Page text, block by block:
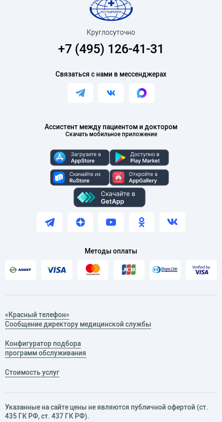
Ассистент между пациентом и доктором
Скачать мобильное приложение
Круглосуточно
+7 (495) 126-41-31
Связаться с нами в мессенджерах
Методы оплаты
«Красный телефон»
Сообщение директору медицинской службы
Конфигуратор подбора
программ обслуживания
Стоимость услуг
Указанные на сайте цены не являются публичной офертой (ст.
435 ГК РФ, cт. 437 ГК РФ).